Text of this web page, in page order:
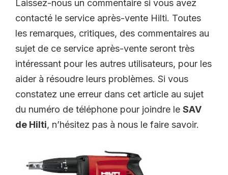
Laissez-nous un commentaire si vous avez
contacté le service après-vente Hilti. Toutes
les remarques, critiques, des commentaires au
sujet de ce service après-vente seront très
intéressant pour les autres utilisateurs, pour les
aider à résoudre leurs problèmes. Si vous
constatez une erreur dans cet article au sujet
du numéro de téléphone pour joindre le SAV
de Hilti, n’hésitez pas à nous le faire savoir.